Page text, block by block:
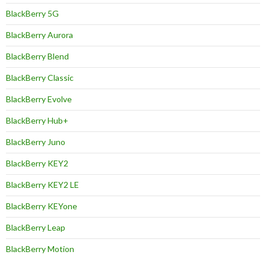
BlackBerry 5G
BlackBerry Aurora
BlackBerry Blend
BlackBerry Classic
BlackBerry Evolve
BlackBerry Hub+
BlackBerry Juno
BlackBerry KEY2
BlackBerry KEY2 LE
BlackBerry KEYone
BlackBerry Leap
BlackBerry Motion